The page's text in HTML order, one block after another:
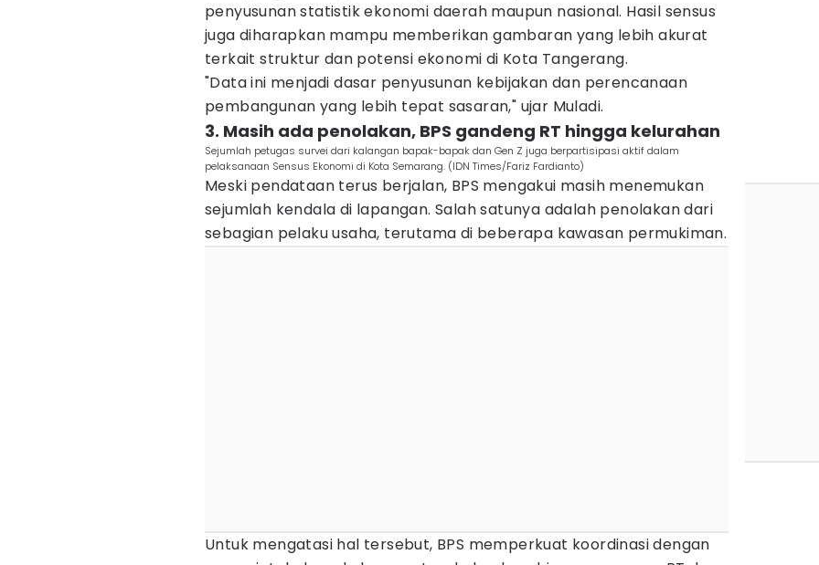
penyusunan statistik ekonomi daerah maupun nasional. Hasil sensus
juga diharapkan mampu memberikan gambaran yang lebih akurat
terkait struktur dan potensi ekonomi di Kota Tangerang.
"Data ini menjadi dasar penyusunan kebijakan dan perencanaan
pembangunan yang lebih tepat sasaran," ujar Muladi.
3. Masih ada penolakan, BPS gandeng RT hingga kelurahan
Sejumlah petugas survei dari kalangan bapak-bapak dan Gen Z juga berpartisipasi aktif dalam
pelaksanaan Sensus Ekonomi di Kota Semarang. (IDN Times/Fariz Fardianto)
Meski pendataan terus berjalan, BPS mengakui masih menemukan
sejumlah kendala di lapangan. Salah satunya adalah penolakan dari
sebagian pelaku usaha, terutama di beberapa kawasan permukiman.
Untuk mengatasi hal tersebut, BPS memperkuat koordinasi dengan